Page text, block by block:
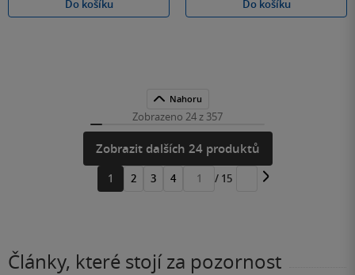
Do košíku
Do košíku
Nahoru
Zobrazeno 24 z 357
Zobrazit dalších 24 produktů
1 2 3 4
Přejít
/ 15
Články, které stojí za pozornost